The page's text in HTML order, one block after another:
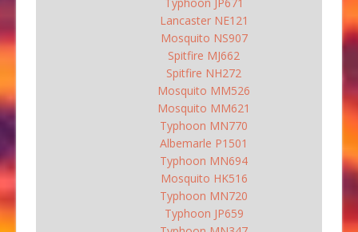
Lancaster NE121
Mosquito NS907
Spitfire MJ662
Spitfire NH272
Mosquito MM526
Mosquito MM621
Typhoon MN770
Albemarle P1501
Typhoon MN694
Mosquito HK516
Typhoon MN720
Typhoon JP659